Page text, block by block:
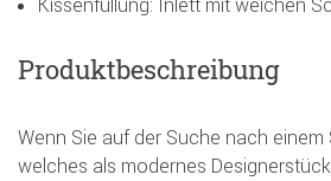
Kissenfüllung: Inlett mit weichen
Produktbeschreibung
Wenn Sie auf der Suche nach einem
welches als modernes